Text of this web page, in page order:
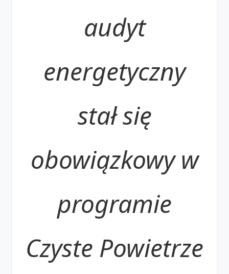
audyt
energetyczny
stał się
obowiązkowy w
programie
Czyste Powietrze